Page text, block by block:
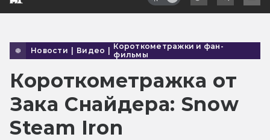
Новости | Видео | Короткометражки и фан-
фильмы
Короткометражка от
Зака Снайдера: Snow
Steam Iron